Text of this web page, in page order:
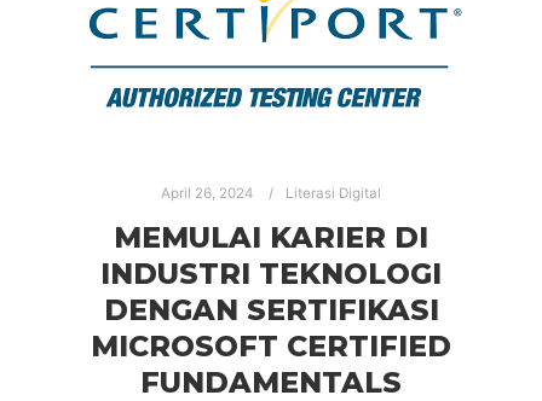
April 26, 2024 Literasi Digital
MEMULAI KARIER DI
INDUSTRI TEKNOLOGI
DENGAN SERTIFIKASI
MICROSOFT CERTIFIED
FUNDAMENTALS